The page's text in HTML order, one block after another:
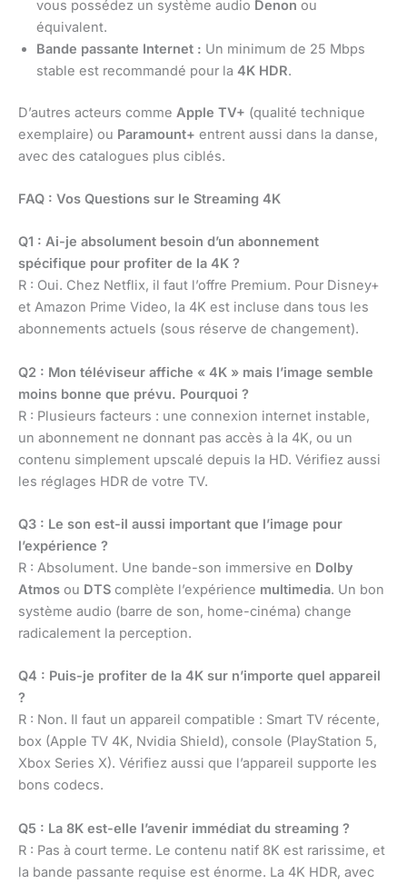
vous possédez un système audio Denon ou
équivalent.
Bande passante Internet : Un minimum de 25 Mbps
stable est recommandé pour la 4K HDR.
D’autres acteurs comme Apple TV+ (qualité technique
exemplaire) ou Paramount+ entrent aussi dans la danse,
avec des catalogues plus ciblés.
FAQ : Vos Questions sur le Streaming 4K
Q1 : Ai-je absolument besoin d’un abonnement
spécifique pour profiter de la 4K ?
R : Oui. Chez Netflix, il faut l’offre Premium. Pour Disney+
et Amazon Prime Video, la 4K est incluse dans tous les
abonnements actuels (sous réserve de changement).
Q2 : Mon téléviseur affiche « 4K » mais l’image semble
moins bonne que prévu. Pourquoi ?
R : Plusieurs facteurs : une connexion internet instable,
un abonnement ne donnant pas accès à la 4K, ou un
contenu simplement upscalé depuis la HD. Vérifiez aussi
les réglages HDR de votre TV.
Q3 : Le son est-il aussi important que l’image pour
l’expérience ?
R : Absolument. Une bande-son immersive en Dolby
Atmos ou DTS complète l’expérience multimedia. Un bon
système audio (barre de son, home-cinéma) change
radicalement la perception.
Q4 : Puis-je profiter de la 4K sur n’importe quel appareil
?
R : Non. Il faut un appareil compatible : Smart TV récente,
box (Apple TV 4K, Nvidia Shield), console (PlayStation 5,
Xbox Series X). Vérifiez aussi que l’appareil supporte les
bons codecs.
Q5 : La 8K est-elle l’avenir immédiat du streaming ?
R : Pas à court terme. Le contenu natif 8K est rarissime, et
la bande passante requise est énorme. La 4K HDR, avec